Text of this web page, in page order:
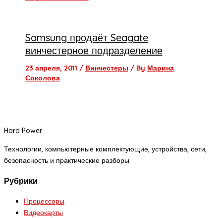
Samsung продаёт Seagate
винчестерное подразделение
23 апреля, 2011 / Винчестеры / By Марина
Соколова
Hard Power
Технологии, компьютерные комплектующие, устройства, сети,
безопасность и практические разборы.
Рубрики
Процессоры
Видеокарты